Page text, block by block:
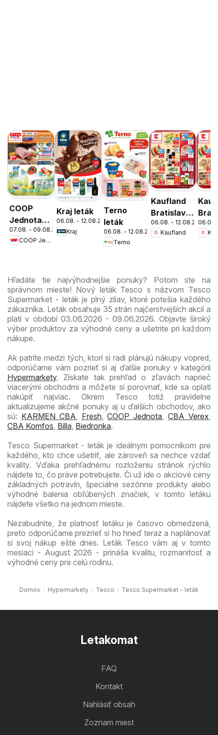
COOP
Jednota
cez víkend
ešte
07.08. - 09.08.2026
COOP Jednota
Kraj leták
06.08. - 12.08.2026
Kraj
Terno
leták
06.08. - 12.08.2026
Terno
Kaufland
Bratislava-
Patrónka
leták
06.08. - 12.08.2026
Kaufland
Nové
06.08.
Hľadáte tie najvýhodnejšie ponuky? Potom ste na
správnom mieste! Nový leták Tesco s názvom Tesco
Supermarket - leták je plný zliav, ktoré potešia každého
zákazníka. Leták obsahuje 35 strán najčerstvejších akcií a
platí v období 03.06.2026 - 09.06.2026. Objavte široký
výber produktov za výhodné ceny a ušetrite pri každom
nákupe.
Ak patríte medzi tých, ktorí si radi plánujú nákupy vopred,
odporúčame vám pozrieť si aj ďalšie ponuky v kategórii
Hypermarkety. Získate tak prehľad o zľavách naprieč
viacerými obchodmi a môžete si porovnať, kde sa oplatí
nakúpiť najviac. Okrem Tesco totiž pravidelne
aktualizujeme akčné ponuky aj u ďalších obchodov, ako
sú: KARMEN CBA, Fresh,COOP Jednota,CBA Verex,
CBA Komfos, Billa, Biedronka.
Tesco Supermarket - leták je ideálnym pomocníkom pre
každého, kto chce ušetriť, ale zároveň sa nechce vzdať
kvality. Vďaka prehľadnému rozloženiu stránok rýchlo
nájdete to, čo práve potrebujete. Či už ide o akciové ceny
základných potravín, špeciálne sezónne produkty alebo
výhodné balenia obľúbených značiek, v tomto letáku
nájdete všetko na jednom mieste.
Nezabudnite, že platnosť letáku je časovo obmedzená,
preto odporúčame prezrieť si ho hneď teraz a naplánovať
si svoj nákup ešte dnes. Leták Tesco vám aj v tomto
mesiaci - August 2026 - prináša kvalitu, rozmanitosť a
výhodné ceny pre celú rodinu.
Domov Hypermarkety Tesco Tesco Supermarket - leták
Letakomat
FAQ
Kontakt
Nahlásiť obsah
Zoznam miest